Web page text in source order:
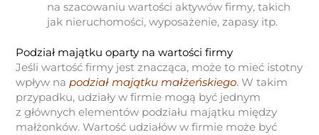
na szacowaniu wartości aktywów firmy, takich
jak nieruchomości, wyposażenie, zapasy itp.
Podział majątku oparty na wartości firmy
Jeśli wartość firmy jest znacząca, może to mieć istotny
wpływ na podział majątku małżeńskiego. W takim
przypadku, udziały w firmie mogą być jednym
z głównych elementów podziału majątku między
małżonków. Wartość udziałów w firmie może być